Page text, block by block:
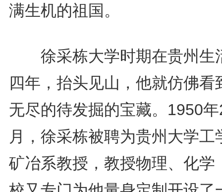
满生机的祖国。
徐采栋大学时期在贵州生
四年，抬头见山，他就仿佛看
无尽的待发掘的宝藏。1950
月，徐采栋被聘为贵州大学工
矿冶系教授，教授物理、化学